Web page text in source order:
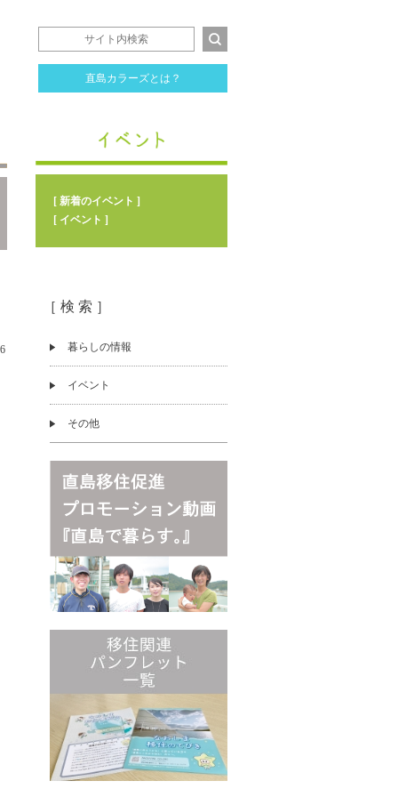
直島カラーズとは？
[ 新着のイベント ]
[ イベント ]
［ 検 索 ］
暮らしの情報
イベント
その他